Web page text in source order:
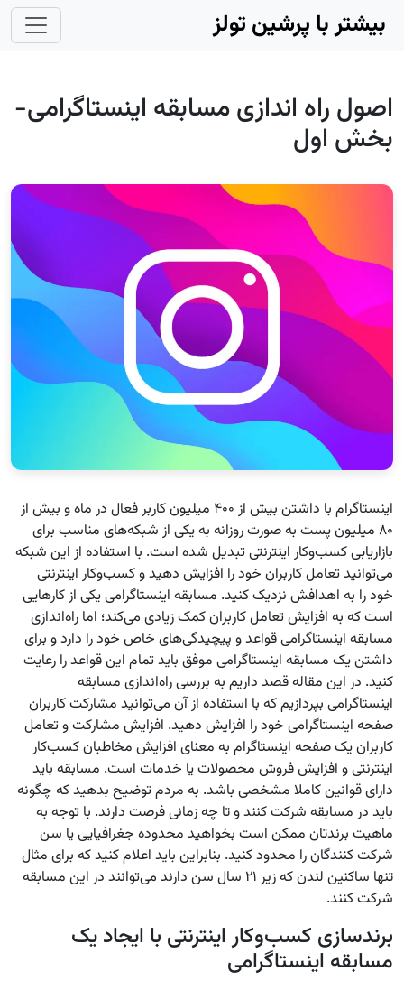
Skip to main content
بیشتر با پرشین تولز
اصول راه اندازی مسابقه اینستاگرامی-
بخش اول
اینستاگرام با داشتن بیش از ۴۰۰ میلیون کاربر فعال در ماه و بیش از
۸۰ میلیون پست به صورت روزانه به یکی از شبکه‌های مناسب برای
بازاریابی کسب‌وکار اینترنتی تبدیل شده است. با استفاده از این شبکه
می‌توانید تعامل کاربران خود را افزایش دهید و کسب‌وکار اینترنتی
خود را به اهدافش نزدیک کنید. مسابقه اینستاگرامی یکی از کارهایی
است که به افزایش تعامل کاربران کمک زیادی می‌کند؛ اما راه‌اندازی
مسابقه اینستاگرامی قواعد و پیچیدگی‌های خاص خود را دارد و برای
داشتن یک مسابقه اینستاگرامی موفق باید تمام این قواعد را رعایت
کنید. در این مقاله قصد داریم به بررسی راه‌اندازی مسابقه
اینستاگرامی بپردازیم که با استفاده از آن می‌توانید مشارکت کاربران
صفحه اینستاگرامی خود را افزایش دهید. افزایش مشارکت و تعامل
کاربران یک صفحه اینستاگرام به معنای افزایش مخاطبان کسب‌کار
اینترنتی و افزایش فروش محصولات یا خدمات است. مسابقه باید
دارای قوانین کاملا مشخصی باشد. به مردم توضیح بدهید که چگونه
باید در مسابقه شرکت کنند و تا چه زمانی فرصت دارند. با توجه به
ماهیت برندتان ممکن است بخواهید محدوده جغرافیایی یا سن
شرکت کنندگان را محدود کنید. بنابراین باید اعلام کنید که برای مثال
تنها ساکنین لندن که زیر ۲۱ سال سن دارند می‌توانند در این مسابقه
شرکت کنند.
برندسازی کسب‌وکار اینترنتی با ایجاد یک
مسابقه اینستاگرامی